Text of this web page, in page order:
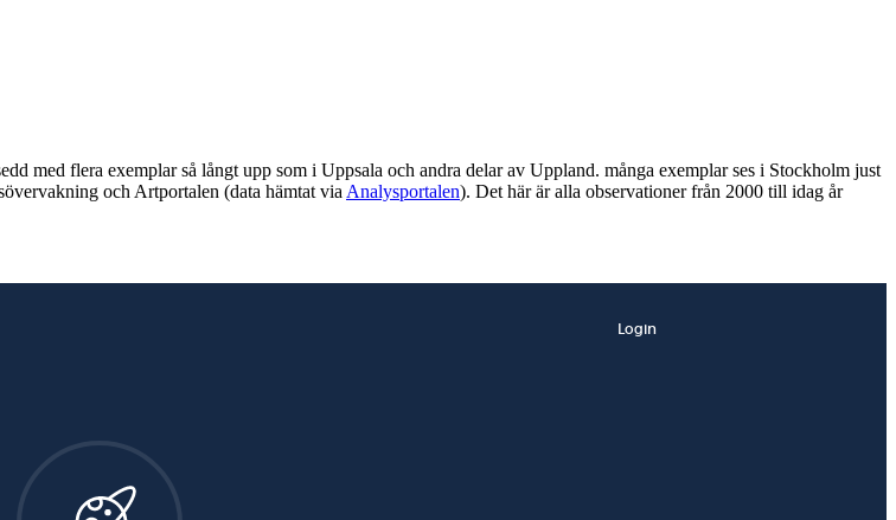
med flera exemplar så långt upp som i Uppsala och andra delar av Uppland. många exemplar ses i Stockholm just
och Artportalen (data hämtat via Analysportalen). Det här är alla observationer från 2000 till idag år